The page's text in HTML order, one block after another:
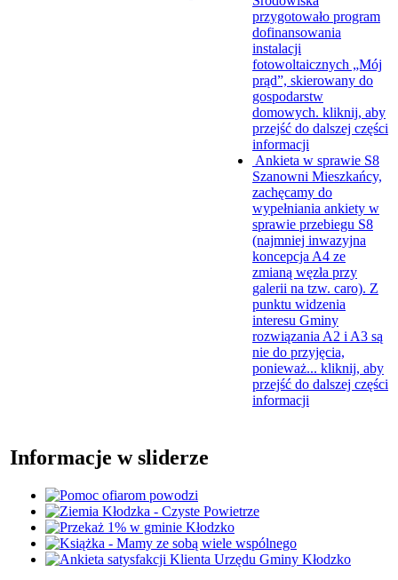
przygotowało program
dofinansowania
instalacji
fotowoltaicznych „Mój
prąd”, skierowany do
gospodarstw
domowych. kliknij, aby
przejść do dalszej części
informacji
Ankieta w sprawie S8
Szanowni Mieszkańcy,
zachęcamy do
wypełniania ankiety w
sprawie przebiegu S8
(najmniej inwazyjna
koncepcja A4 ze
zmianą węzła przy
galerii na tzw. caro). Z
punktu widzenia
interesu Gminy
rozwiązania A2 i A3 są
nie do przyjęcia,
ponieważ... kliknij, aby
przejść do dalszej części
informacji
Informacje w sliderze